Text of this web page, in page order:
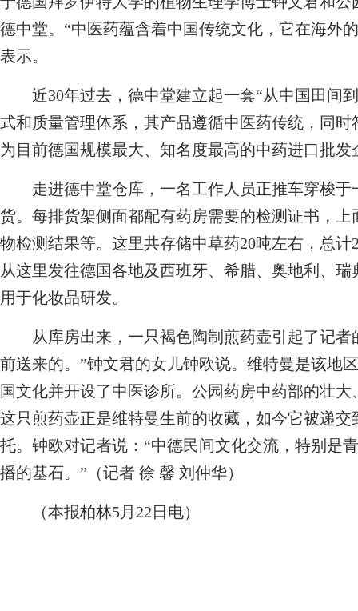
德中堂。“中医药蕴含着中国传统文化，它在海外
表示。
近30年过去，德中堂建立起一套“从中国田间
式和质量管理体系，其产品遵循中医药传统，同
为目前德国规模最大、知名度最高的中药进口批发
走进德中堂仓库，一名工作人员正推车穿梭于
货。每排货架侧面都配有药房需要的检测证书，
物检测结果等。这里共存储中草药20吨左右，总
从这里发往德国各地及西班牙、希腊、奥地利、
用于化妆品研发。
从库房出来，一只褐色陶制煎药壶引起了记者
前送来的。”钟文君的女儿钟欧说。维特曼是该地
国文化并开设了中医诊所。公园药房中药部的壮
这只煎药壶正是维特曼生前的收藏，如今它被递
托。钟欧对记者说：“中德民间文化交流，特别是
播的基石。”（记者 徐 馨 刘仲华）
（本报柏林5月22日电）